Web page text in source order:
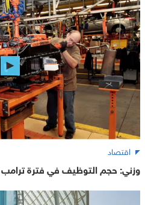
اقتصاد
وزني: حجم التوظيف في فترة ترامب